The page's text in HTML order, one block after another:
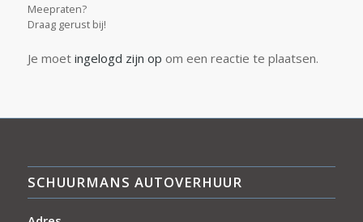
Meepraten?
Draag gerust bij!
Je moet ingelogd zijn op om een reactie te plaatsen.
SCHUURMANS AUTOVERHUUR